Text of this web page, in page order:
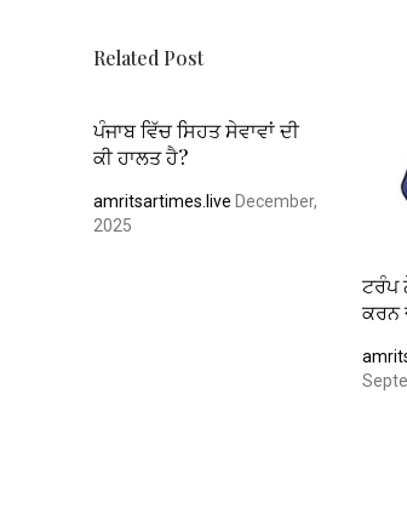
k
Related Post
ਪੰਜਾਬ ਵਿੱਚ ਸਿਹਤ ਸੇਵਾਵਾਂ ਦੀ
ਕੀ ਹਾਲਤ ਹੈ?
amritsartimes.live December,
2025
ਟਰੰਪ
ਕਰਨ